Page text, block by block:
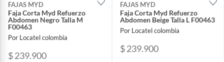
FAJAS MYD
Faja Corta Myd Refuerzo
Abdomen Negro Talla M
F00463
Por Locatel colombia
$ 239.900
FAJAS MYD
Faja Corta Myd Refuerzo
Abdomen Beige Talla L F00463
Por Locatel colombia
$ 239.900